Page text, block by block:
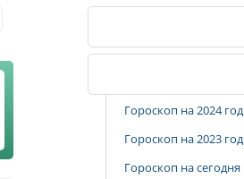
Гороскоп на 2024 год
Гороскоп на 2023 год
Гороскоп на сегодня